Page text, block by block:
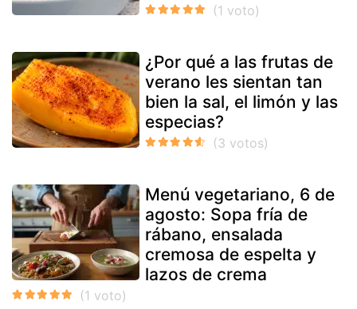
¿Por qué a las frutas de
verano les sientan tan
bien la sal, el limón y las
especias?
Menú vegetariano, 6 de
agosto: Sopa fría de
rábano, ensalada
cremosa de espelta y
lazos de crema